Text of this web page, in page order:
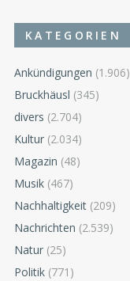
KATEGORIEN
Ankündigungen (1.906)
Bruckhäusl (345)
divers (2.704)
Kultur (2.034)
Magazin (48)
Musik (467)
Nachhaltigkeit (209)
Nachrichten (2.539)
Natur (25)
Politik (771)